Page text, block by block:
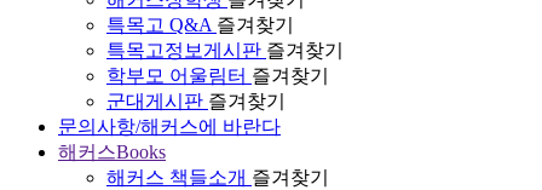
특목고 Q&A 즐겨찾기
특목고정보게시판 즐겨찾기
학부모 어울림터 즐겨찾기
군대게시판 즐겨찾기
문의사항/해커스에 바란다
해커스Books
해커스 책들소개 즐겨찾기